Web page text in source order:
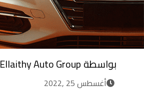
بواسطةEllaithy Auto Group
أغسطس 25 ,2022